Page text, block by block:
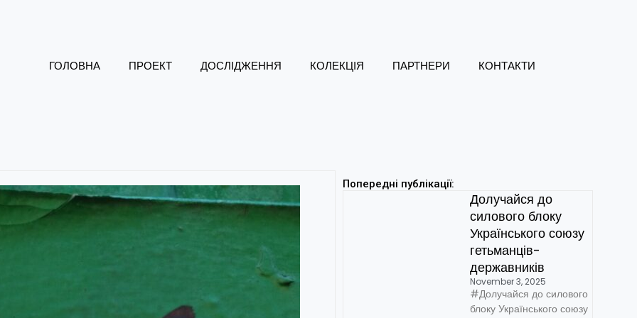
ГОЛОВНА
ПРОЕКТ ДОСЛІДЖЕННЯ КОЛЕКЦІЯ ПАРТНЕРИ КОНТАКТИ
Попередні публікації:
Долучайся до
силового блоку
Українського союзу
гетьманців-
державників
November 3, 2025
#Долучайся до силового
блоку Українського союзу